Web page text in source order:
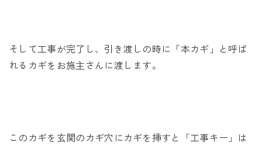
そして工事が完了し、引き渡しの時に「本カギ」と呼ば
れるカギをお施主さんに渡します。
このカギを玄関のカギ穴にカギを挿すと「工事キー」は